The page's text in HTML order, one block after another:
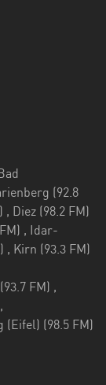
(92.8
Diez (98.2 FM)
, Idar-
Kirn (93.3 FM)
FM) ,
(98.5 FM)